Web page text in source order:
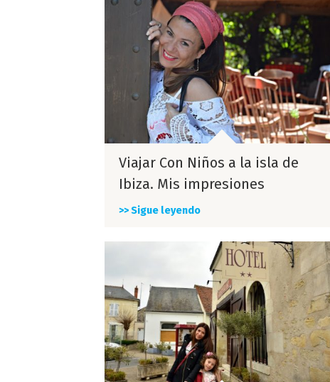
Viajar Con Niños a la isla de
Ibiza. Mis impresiones
>> Sigue leyendo